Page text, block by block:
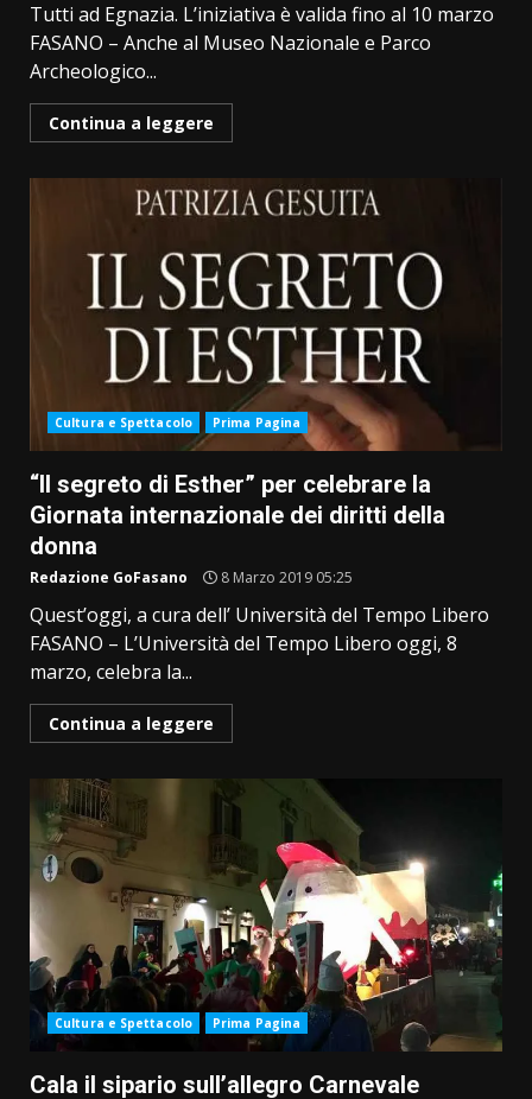
Tutti ad Egnazia. L’iniziativa è valida fino al 10 marzo
FASANO – Anche al Museo Nazionale e Parco
Archeologico...
Continua a leggere
Cultura e Spettacolo Prima Pagina
“Il segreto di Esther” per celebrare la
Giornata internazionale dei diritti della
donna
Redazione GoFasano 8 Marzo 2019 05:25
Quest’oggi, a cura dell’ Università del Tempo Libero
FASANO – L’Università del Tempo Libero oggi, 8
marzo, celebra la...
Continua a leggere
Cultura e Spettacolo Prima Pagina
Cala il sipario sull’allegro Carnevale